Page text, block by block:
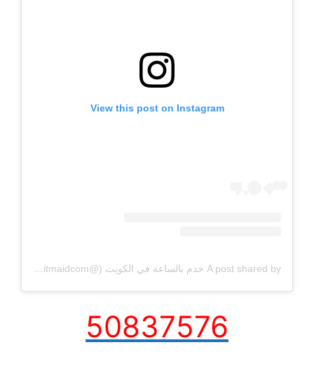
View this post on Instagram
A post shared by خدم بالساعة في الكويت (@kuwaitmaidcom)
50837576